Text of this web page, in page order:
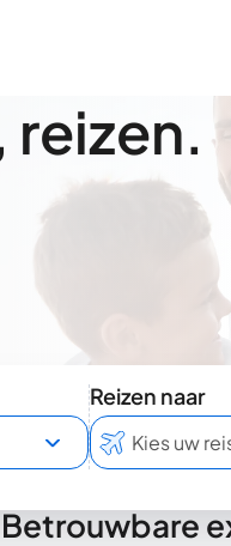
reizen.
Reizen naar
Betrouwbare